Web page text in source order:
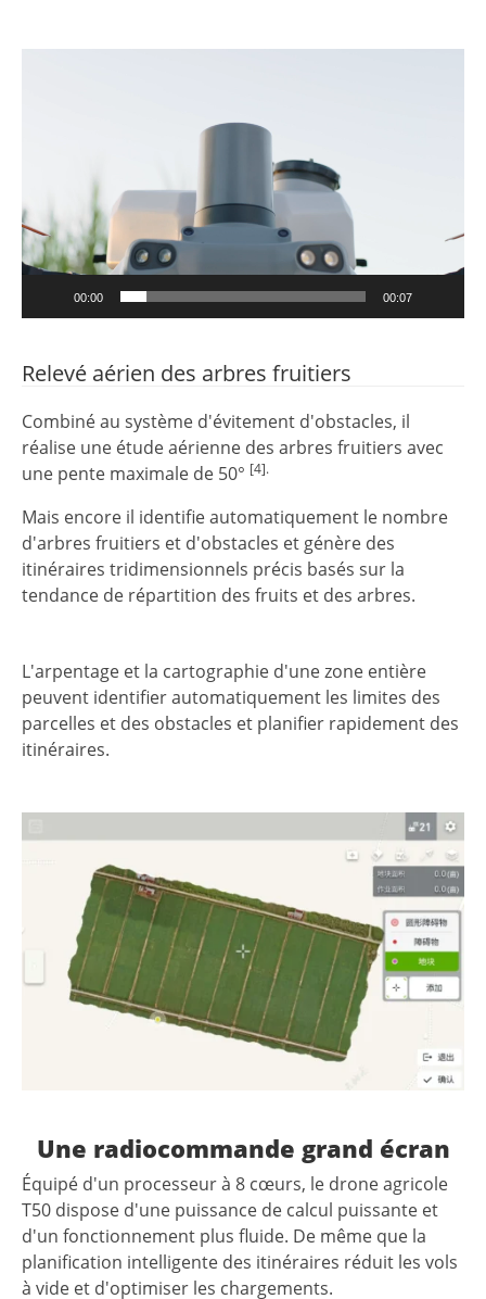
00:00 00:07
Relevé aérien des arbres fruitiers
Combiné au système d'évitement d'obstacles, il
réalise une étude aérienne des arbres fruitiers avec
une pente maximale de 50° [4].
Mais encore il identifie automatiquement le nombre
d'arbres fruitiers et d'obstacles et génère des
itinéraires tridimensionnels précis basés sur la
tendance de répartition des fruits et des arbres.
L'arpentage et la cartographie d'une zone entière
peuvent identifier automatiquement les limites des
parcelles et des obstacles et planifier rapidement des
itinéraires.
Une radiocommande grand écran
Équipé d'un processeur à 8 cœurs, le drone agricole
T50 dispose d'une puissance de calcul puissante et
d'un fonctionnement plus fluide. De même que la
planification intelligente des itinéraires réduit les vols
à vide et d'optimiser les chargements.